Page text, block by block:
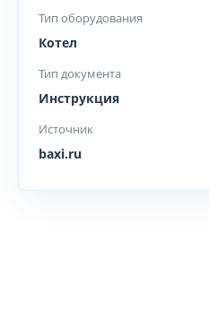
Тип оборудования
Котел
Тип документа
Инструкция
Источник
baxi.ru